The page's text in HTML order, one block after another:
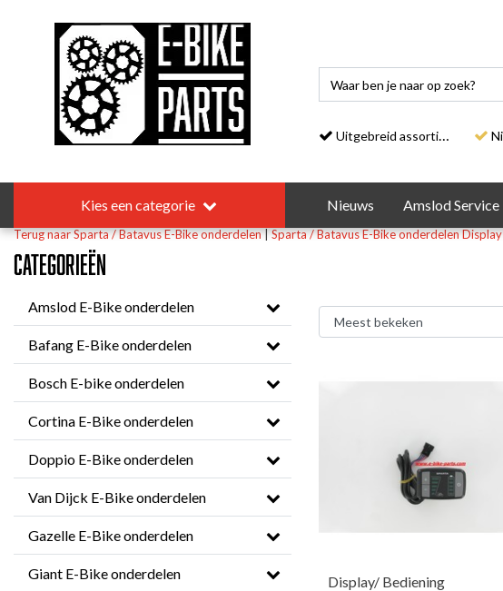
Uitgebreid assortiment
Kies een categorie Nieuws Amslod Service
Terug naar Sparta / Batavus E-Bike onderdelen|Sparta / Batavus E-Bike onderdelen
Categorieën
Amslod E-Bike onderdelen
Bafang E-Bike onderdelen
Bosch E-bike onderdelen
Cortina E-Bike onderdelen
Doppio E-Bike onderdelen
Van Dijck E-Bike onderdelen
Gazelle E-Bike onderdelen
Giant E-Bike onderdelen
Display/ Bediening